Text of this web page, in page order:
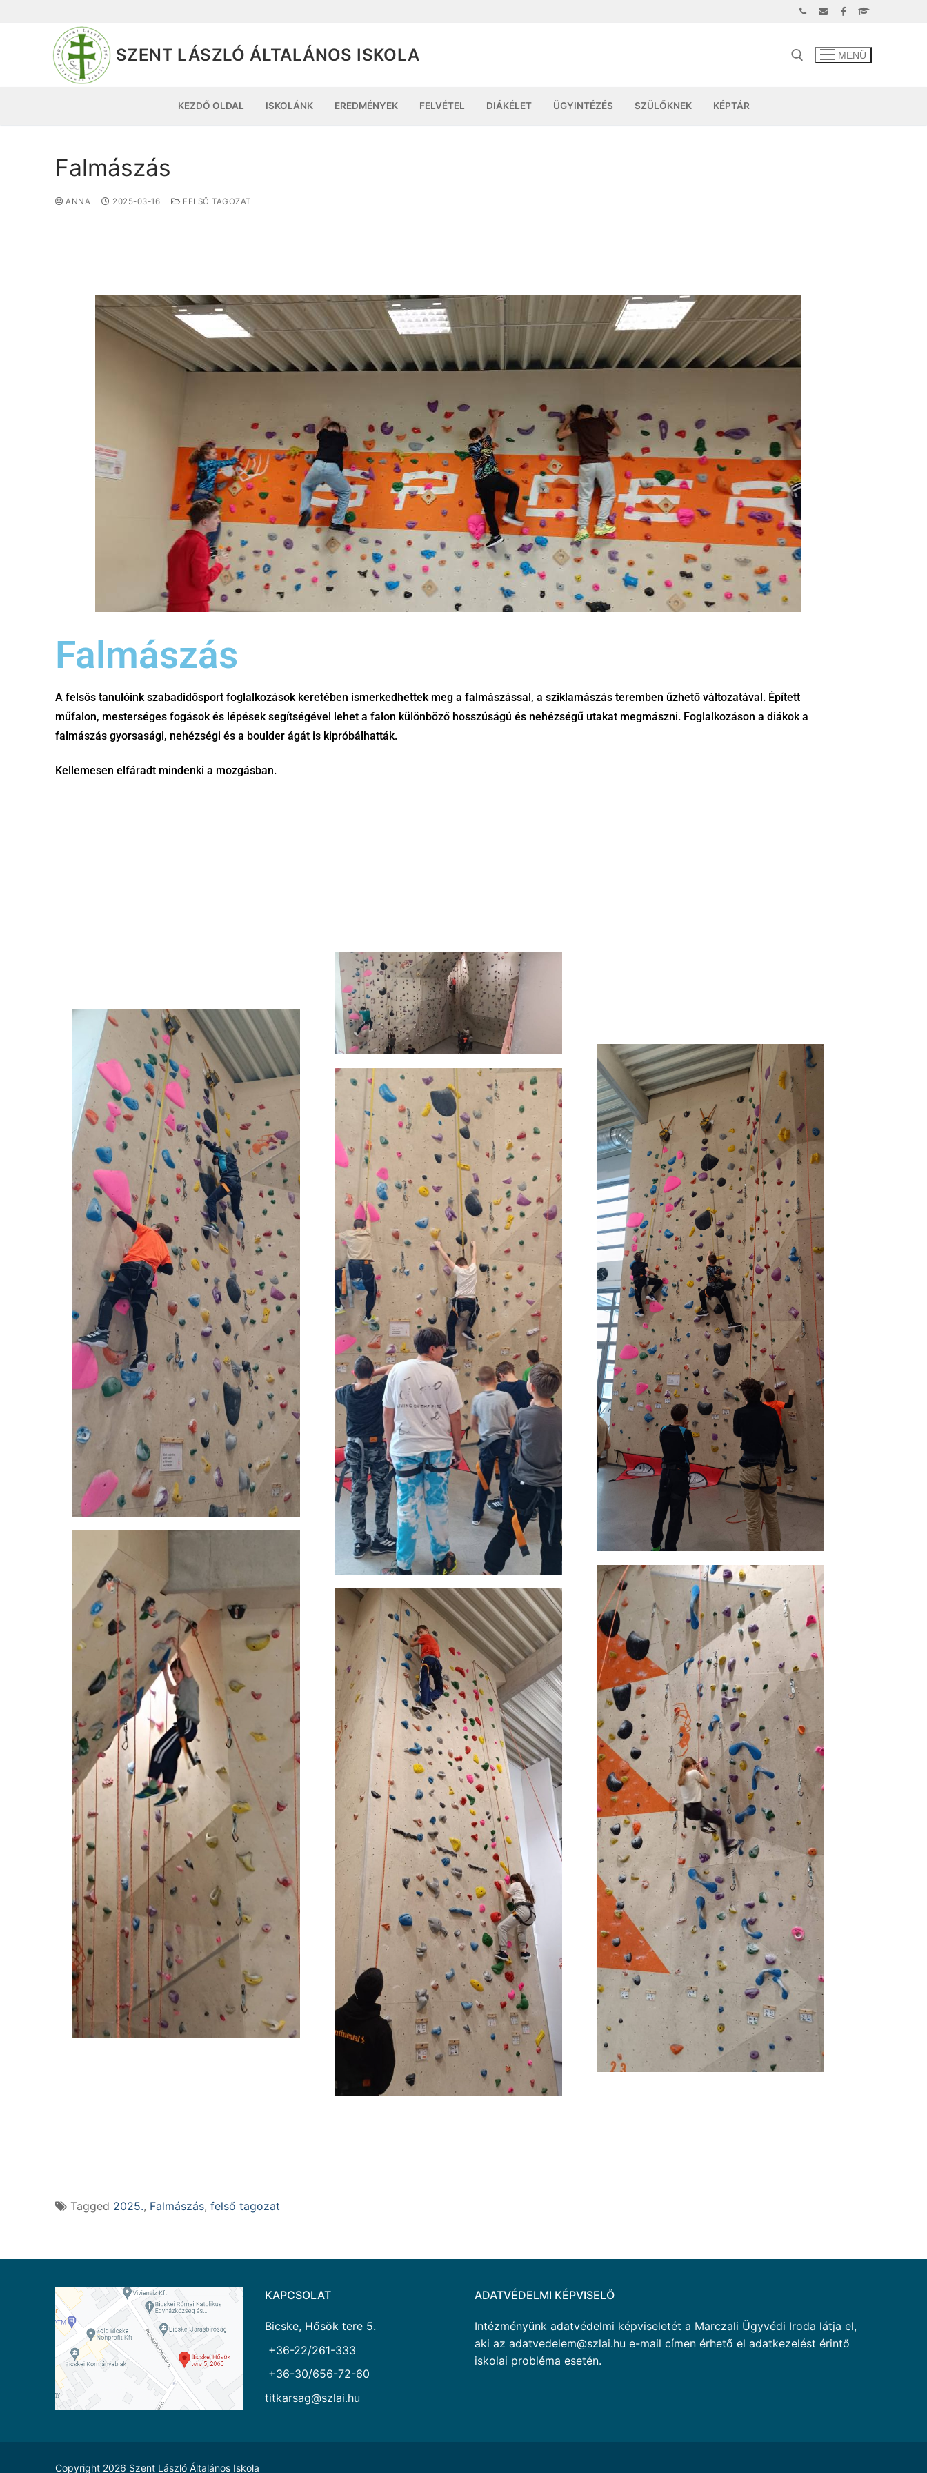
SZENT LÁSZLÓ ÁLTALÁNOS ISKOLA MENÜ
KEZDŐ OLDAL ISKOLÁNK EREDMÉNYEK FELVÉTEL DIÁKÉLET ÜGYINTÉZÉS SZÜLŐKNEK KÉPTÁR
Falmászás
ANNA 2025-03-16 FELSŐ TAGOZAT
Falmászás
A felsős tanulóink szabadidősport foglalkozások keretében ismerkedhettek meg a falmászással, a sziklamászás teremben űzhető változatával. Épített
műfalon, mesterséges fogások és lépések segítségével lehet a falon különböző hosszúságú és nehézségű utakat megmászni. Foglalkozáson a diákok a
falmászás gyorsasági, nehézségi és a boulder ágát is kipróbálhatták.
Kellemesen elfáradt mindenki a mozgásban.
Tagged 2025., Falmászás, felső tagozat
KAPCSOLAT
Bicske, Hősök tere 5.
+36-22/261-333
+36-30/656-72-60
titkarsag@szlai.hu
ADATVÉDELMI KÉPVISELŐ
Intézményünk adatvédelmi képviseletét a Marczali Ügyvédi Iroda látja el,
aki az adatvedelem@szlai.hu e-mail címen érhető el adatkezelést érintő
iskolai probléma esetén.
Copyright 2026 Szent László Általános Iskola